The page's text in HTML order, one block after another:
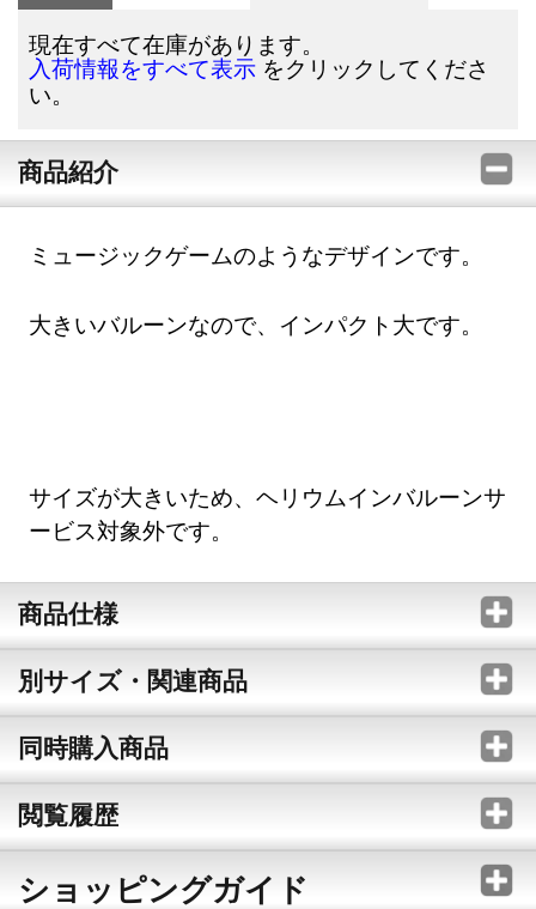
現在すべて在庫があります。
入荷情報をすべて表示 をクリックしてくださ
い。
商品紹介
ミュージックゲームのようなデザインです。
大きいバルーンなので、インパクト大です。
サイズが大きいため、ヘリウムインバルーンサ
ービス対象外です。
商品仕様
別サイズ・関連商品
同時購入商品
閲覧履歴
ショッピングガイド